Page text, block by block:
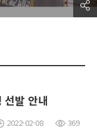
발 안내
2022-02-08 369